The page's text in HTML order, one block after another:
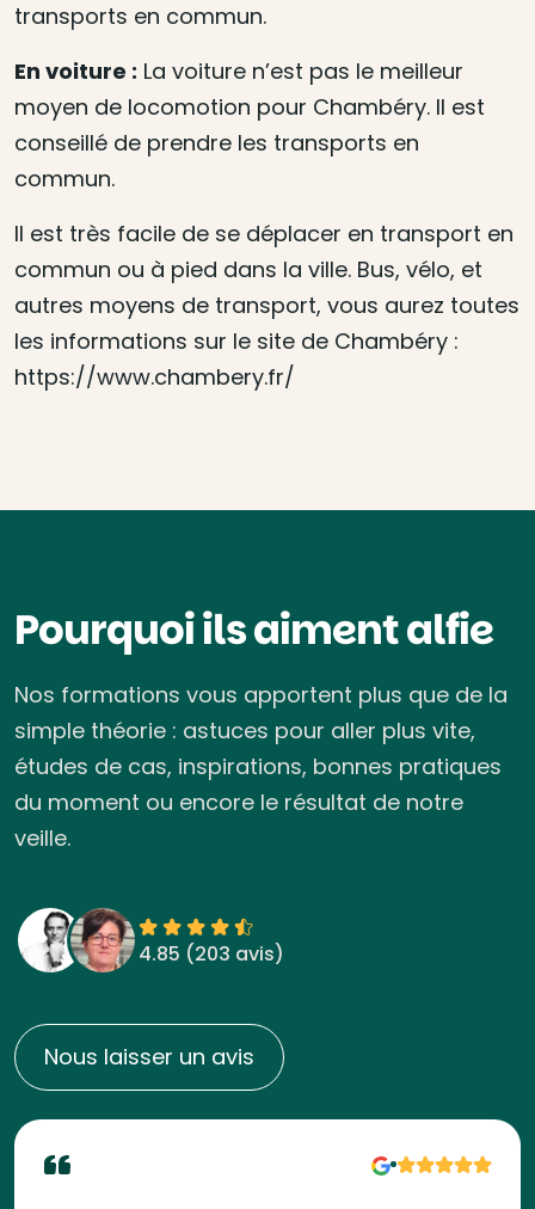
transports en commun.
En voiture : La voiture n’est pas le meilleur
moyen de locomotion pour Chambéry. Il est
conseillé de prendre les transports en
commun.
Il est très facile de se déplacer en transport en
commun ou à pied dans la ville. Bus, vélo, et
autres moyens de transport, vous aurez toutes
les informations sur le site de Chambéry :
https://www.chambery.fr/
Pourquoi ils aiment alfie
Nos formations vous apportent plus que de la
simple théorie : astuces pour aller plus vite,
études de cas, inspirations, bonnes pratiques
du moment ou encore le résultat de notre
veille.
4.85 (203 avis)
Nous laisser un avis